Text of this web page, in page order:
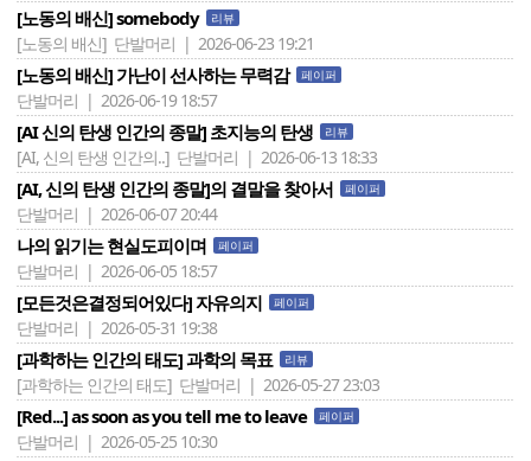
[노동의 배신] somebody 리뷰
[노동의 배신] 단발머리 | 2026-06-23 19:21
[노동의 배신] 가난이 선사하는 무력감 페이퍼
단발머리 | 2026-06-19 18:57
[AI 신의 탄생 인간의 종말] 초지능의 탄생 리뷰
[AI, 신의 탄생 인간의..] 단발머리 | 2026-06-13 18:33
[AI, 신의 탄생 인간의 종말]의 결말을 찾아서 페이퍼
단발머리 | 2026-06-07 20:44
나의 읽기는 현실도피이며 페이퍼
단발머리 | 2026-06-05 18:57
[모든것은결정되어있다] 자유의지 페이퍼
단발머리 | 2026-05-31 19:38
[과학하는 인간의 태도] 과학의 목표 리뷰
[과학하는 인간의 태도] 단발머리 | 2026-05-27 23:03
[Red...] as soon as you tell me to leave 페이퍼
단발머리 | 2026-05-25 10:30